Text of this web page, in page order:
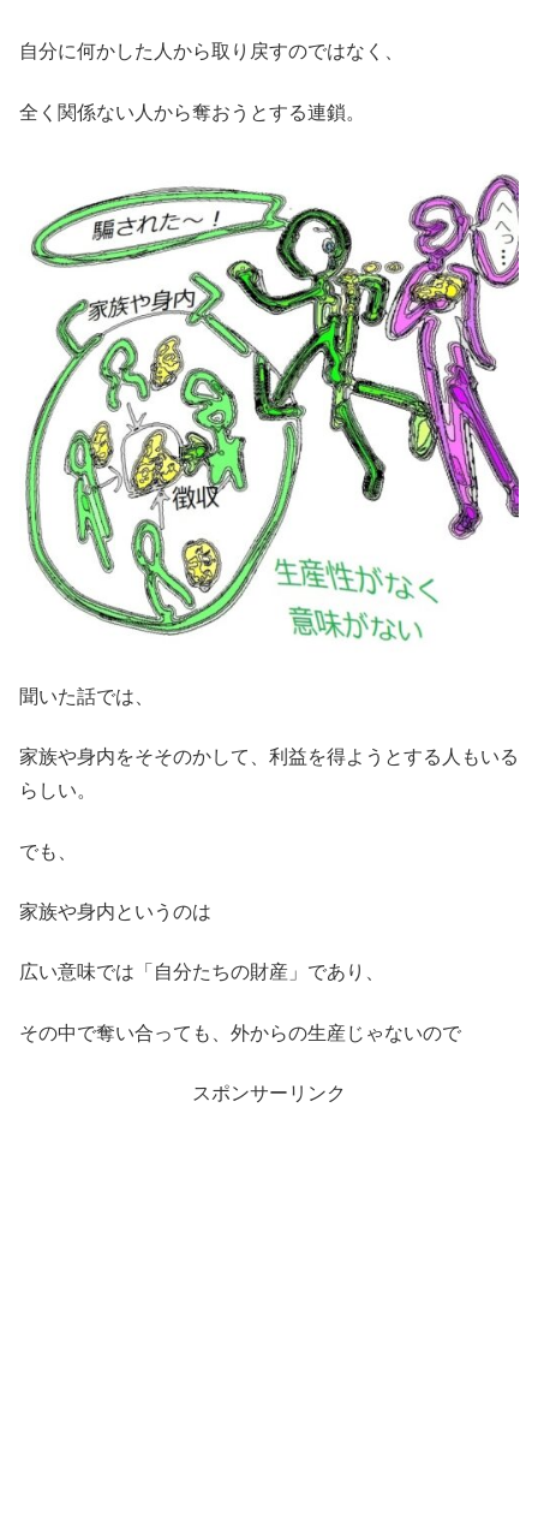
自分に何かした人から取り戻すのではなく、
全く関係ない人から奪おうとする連鎖。
聞いた話では、
家族や身内をそそのかして、利益を得ようとする人もいる
らしい。
でも、
家族や身内というのは
広い意味では「自分たちの財産」であり、
その中で奪い合っても、外からの生産じゃないので
スポンサーリンク